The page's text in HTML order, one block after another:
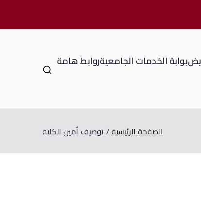
بوابة الخدمات الجامعيةروابط هامة
الصفحة الرئيسية توصيف أمين الكلية